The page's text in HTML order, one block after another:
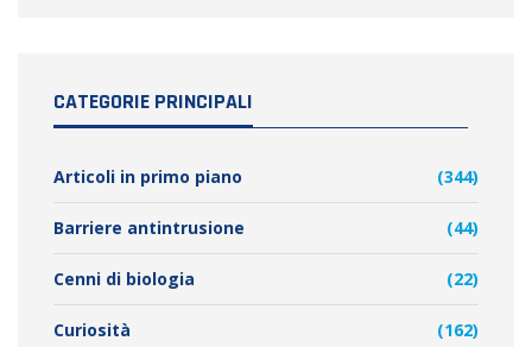
CATEGORIE PRINCIPALI
Articoli in primo piano (344)
Barriere antintrusione (44)
Cenni di biologia (22)
Curiosità (162)